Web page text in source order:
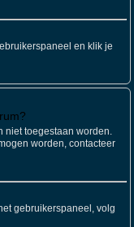
en klik je
niet toegestaan worden.
worden, contacteer
gebruikerspaneel, volg